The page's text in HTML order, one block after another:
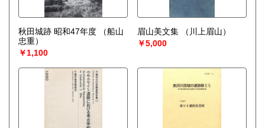
秋田城跡 昭和47年度
（船山
忠重）
￥1,100
眉山美文集
（川上眉山）
￥5,000